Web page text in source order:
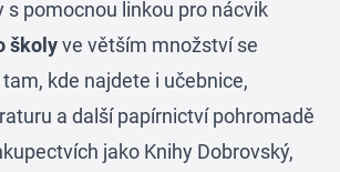
s pomocnou linkou pro nácvik
školyve větším množství se
kde najdete i učebnice,
a další papírnictví pohromadě
jako Knihy Dobrovský,